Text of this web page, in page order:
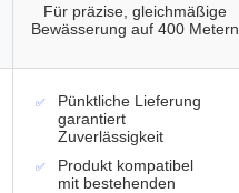
Für präzise, gleichmäßige
Bewässerung auf 400 Metern
Pünktliche Lieferung
garantiert
Zuverlässigkeit
Produkt kompatibel
mit bestehenden